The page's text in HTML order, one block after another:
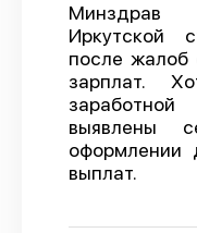
Минздрав
Иркутской
после жалоб
зарплат.
выявлены
оформлении
выплат.